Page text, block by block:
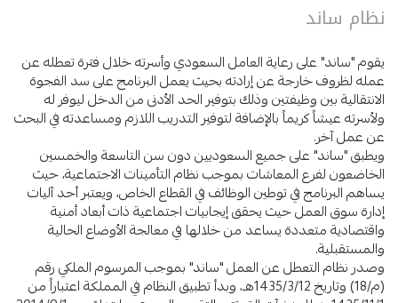
نظام ساند
يقوم "ساند" على رعاية العامل السعودي وأسرته خلال فترة تعطله عن
عمله لظروف خارجة عن إرادته بحيث يعمل البرنامج على سد الفجوة
الانتقالية بين وظيفتين وذلك بتوفير الحد الأدنى من الدخل ليوفر له
ولأسرته عيشاً كريماً بالإضافة لتوفير التدريب اللازم ومساعدته في البحث
عن عمل آخر.
ويطبق "ساند" على جميع السعوديين دون سن التاسعة والخمسين
الخاضعون لفرع المعاشات بموجب نظام التأمينات الاجتماعية، حيث
يساهم البرنامج في توطين الوظائف في القطاع الخاص، ويعتبر أحد آليات
إدارة سوق العمل حيث يحقق إيجابيات اجتماعية ذات أبعاد أمنية
واقتصادية متعددة يساعد من خلالها في معالجة الأوضاع الحالية
والمستقبلية.
وصدر نظام التعطل عن العمل "ساند" بموجب المرسوم الملكي رقم
(م/18) وتاريخ 1435/3/12هـ، وبدأ تطبيق النظام في المملكة اعتباراً من